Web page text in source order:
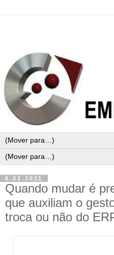
6.22.2011
Quando mudar é
que auxiliam o
troca ou não do